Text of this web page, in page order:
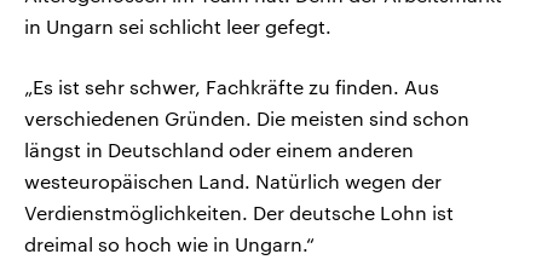
in Ungarn sei schlicht leer gefegt.
„Es ist sehr schwer, Fachkräfte zu finden. Aus
verschiedenen Gründen. Die meisten sind schon
längst in Deutschland oder einem anderen
westeuropäischen Land. Natürlich wegen der
Verdienstmöglichkeiten. Der deutsche Lohn ist
dreimal so hoch wie in Ungarn.“